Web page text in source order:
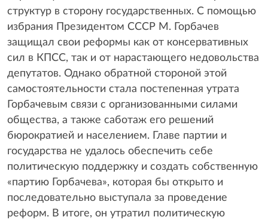
структур в сторону государственных. С помощью
избрания Президентом СССР М. Горбачев
защищал свои реформы как от консервативных
сил в КПСС, так и от нарастающего недовольства
депутатов. Однако обратной стороной этой
самостоятельности стала постепенная утрата
Горбачевым связи с организованными силами
общества, а также саботаж его решений
бюрократией и населением. Главе партии и
государства не удалось обеспечить себе
политическую поддержку и создать собственную
«партию Горбачева», которая бы открыто и
последовательно выступала за проведение
реформ. В итоге, он утратил политическую